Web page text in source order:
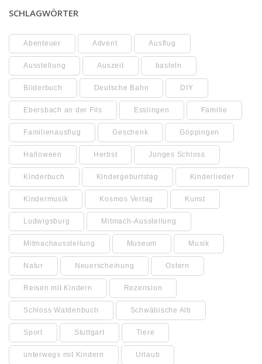
SCHLAGWÖRTER
Abenteuer Advent Ausflug
Ausstellung Auszeit basteln
Bilderbuch Deutsche Bahn DIY
Ebersbach an der Fils Esslingen Familie
Familienausflug Geschenk Göppingen
Halloween Herbst Junges Schloss
Kinderbuch Kindergeburtstag Kinderlieder
Kindermusik Kosmos Verlag Kunst
Ludwigsburg Mitmach-Ausstellung
Mitmachausstellung Museum Musik
Natur Neuerscheinung Ostern
Reisen mit Kindern Rezension
Schloss Waldenbuch Schwäbische Alb
Sport Stuttgart Tiere
unterwegs mit Kindern Urlaub